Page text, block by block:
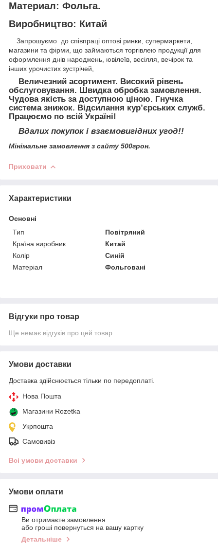
Материал: Фольга.
Виробництво: Китай
Запрошуємо до співпраці оптові ринки, супермаркети,
магазини та фірми, що займаються торгівлею продукції для
оформлення днів народжень, ювілеїв, весілля, вечірок та
інших урочистих зустрічей,
Величезний асортимент. Високий рівень
обслуговування. Швидка обробка замовлення.
Чудова якість за доступною ціною. Гнучка
система знижок. Відсилання кур’єрських служб.
Працюємо по всій Україні!
Вдалих покупок і взаємовигідних угод!!
Мінімальне замовлення з сайту 500грон.
Приховати
Характеристики
Основні
Тип
Повітряний
Країна виробник
Китай
Колір
Синій
Матеріал
Фольговані
Відгуки про товар
Ще немає відгуків про цей товар
Умови доставки
Доставка здійснюється тільки по передоплаті.
Нова Пошта
Магазини Rozetka
Укрпошта
Самовивіз
Всі умови доставки
Умови оплати
Ви отримаєте замовлення
або гроші повернуться на вашу картку
Детальніше